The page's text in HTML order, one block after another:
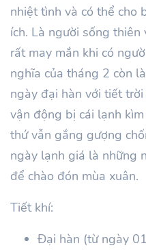
nhiệt tình và có thể cho
ích. Là người sống
rất may mắn khi có
nghĩa của tháng 2 còn
ngày đại hàn với tiết
vận động bị cái lạnh
thứ vẫn gắng gượng
ngày lạnh giá là những
để chào đón mùa xuân.
Tiết khí:
Đại hàn (từ ngày